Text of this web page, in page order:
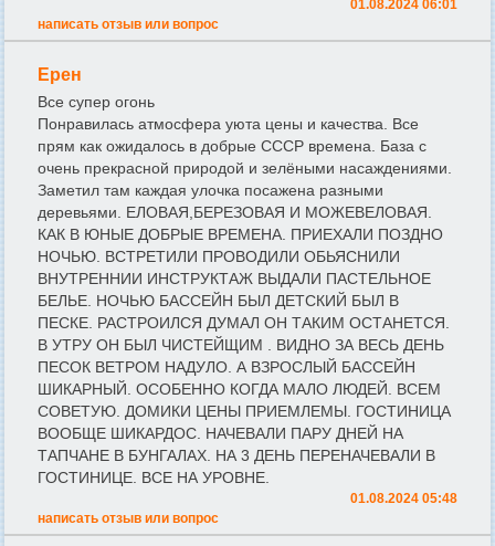
01.08.2024 06:01
написать отзыв или вопрос
Ерен
Все супер огонь
Понравилась атмосфера уюта цены и качества. Все
прям как ожидалось в добрые СССР времена. База с
очень прекрасной природой и зелёными насаждениями.
Заметил там каждая улочка посажена разными
деревьями. ЕЛОВАЯ,БЕРЕЗОВАЯ И МОЖЕВЕЛОВАЯ.
КАК В ЮНЫЕ ДОБРЫЕ ВРЕМЕНА. ПРИЕХАЛИ ПОЗДНО
НОЧЬЮ. ВСТРЕТИЛИ ПРОВОДИЛИ ОБЬЯСНИЛИ
ВНУТРЕННИИ ИНСТРУКТАЖ ВЫДАЛИ ПАСТЕЛЬНОЕ
БЕЛЬЕ. НОЧЬЮ БАССЕЙН БЫЛ ДЕТСКИЙ БЫЛ В
ПЕСКЕ. РАСТРОИЛСЯ ДУМАЛ ОН ТАКИМ ОСТАНЕТСЯ.
В УТРУ ОН БЫЛ ЧИСТЕЙЩИМ . ВИДНО ЗА ВЕСЬ ДЕНЬ
ПЕСОК ВЕТРОМ НАДУЛО. А ВЗРОСЛЫЙ БАССЕЙН
ШИКАРНЫЙ. ОСОБЕННО КОГДА МАЛО ЛЮДЕЙ. ВСЕМ
СОВЕТУЮ. ДОМИКИ ЦЕНЫ ПРИЕМЛЕМЫ. ГОСТИНИЦА
ВООБЩЕ ШИКАРДОС. НАЧЕВАЛИ ПАРУ ДНЕЙ НА
ТАПЧАНЕ В БУНГАЛАХ. НА 3 ДЕНЬ ПЕРЕНАЧЕВАЛИ В
ГОСТИНИЦЕ. ВСЕ НА УРОВНЕ.
01.08.2024 05:48
написать отзыв или вопрос